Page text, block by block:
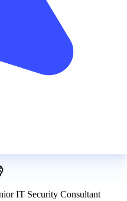
IT Security Consultant